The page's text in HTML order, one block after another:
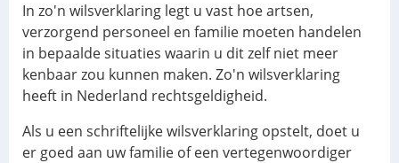
In zo'n wilsverklaring legt u vast hoe artsen,
verzorgend personeel en familie moeten handelen
in bepaalde situaties waarin u dit zelf niet meer
kenbaar zou kunnen maken. Zo'n wilsverklaring
heeft in Nederland rechtsgeldigheid.
Als u een schriftelijke wilsverklaring opstelt, doet u
er goed aan uw familie of een vertegenwoordiger